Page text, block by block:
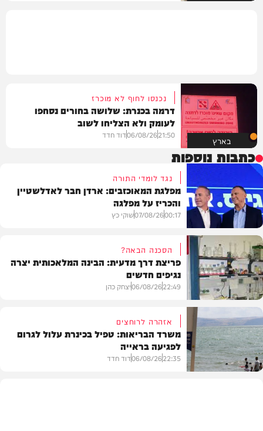
בארץ
נכנסו לחוף לא מוכרז
דרמה בכנרת: שלושה בחורים נסחפו
לעומק ולא הצליחו לשוב
21:50
06/08/26דוד חדד
כתבות נוספות
פוליטי
נגד לומדי התורה
מפלגת המאוכזבים: ארדן חבר לאדלשטיין
והכריז על מפלגה
00:17
07/08/26שוקי כץ
בריאות
הסכנה הבאה?
פריצת דרך מדעית: הבינה המלאכותית יצרה
נגיפים חדשים
22:49
06/08/26יצחק כהן
אזהרה לרוחצים
משרד הבריאות: טפיל בכינרת עלול לגרום
לפגיעה בראייה
22:35
06/08/26דוד חדד